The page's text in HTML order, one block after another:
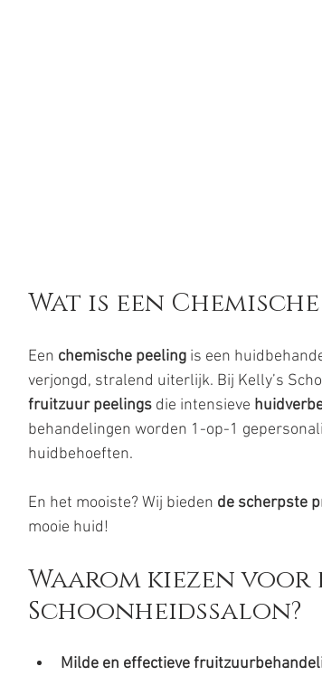
Wat is een
Een chemische peeling is een
verjongd, stralend uiterlijk. Bij Kelly’s
fruitzuur peelings die intensieve
behandelingen worden 1-op-1
huidbehoeften.
En het mooiste? Wij bieden de scherpste
mooie huid!
Waarom kiezen voor
Schoonheidssalon?
Milde en effectieve